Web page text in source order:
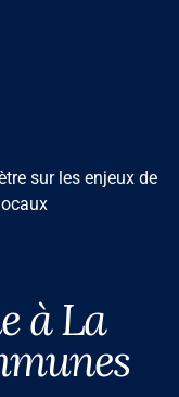
sur les enjeux de
à La